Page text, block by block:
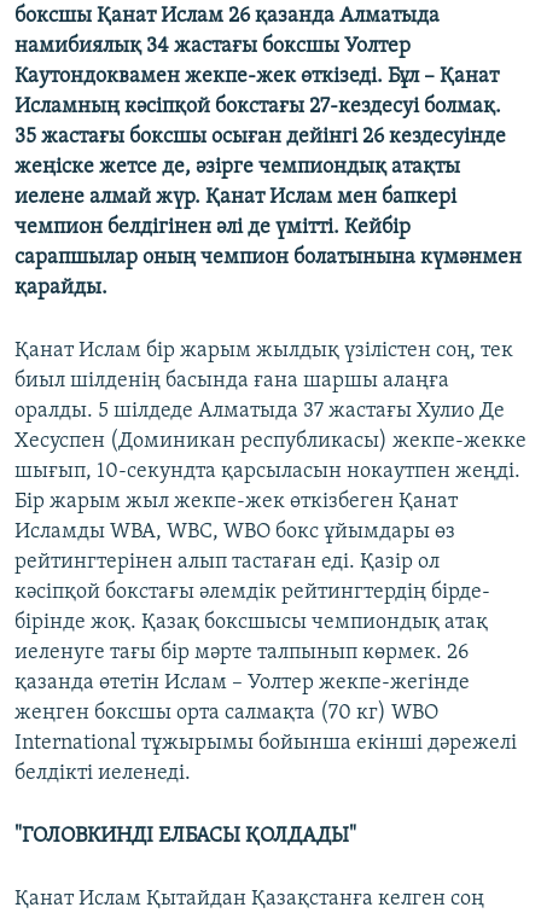
боксшы Қанат Ислам 26 қазанда Алматыда
намибиялық 34 жастағы боксшы Уолтер
Каутондоквамен жекпе-жек өткізеді. Бұл – Қанат
Исламның кәсіпқой бокстағы 27-кездесуі болмақ.
35 жастағы боксшы осыған дейінгі 26 кездесуінде
жеңіске жетсе де, әзірге чемпиондық атақты
иелене алмай жүр. Қанат Ислам мен бапкері
чемпион белдігінен әлі де үмітті. Кейбір
сарапшылар оның чемпион болатынына күмәнмен
қарайды.
Қанат Ислам бір жарым жылдық үзілістен соң, тек
биыл шілденің басында ғана шаршы алаңға
оралды. 5 шілдеде Алматыда 37 жастағы Хулио Де
Хесуспен (Доминикан республикасы) жекпе-жекке
шығып, 10-секундта қарсыласын нокаутпен жеңді.
Бір жарым жыл жекпе-жек өткізбеген Қанат
Исламды WBA, WBC, WBO бокс ұйымдары өз
рейтингтерінен алып тастаған еді. Қазір ол
кәсіпқой бокстағы әлемдік рейтингтердің бірде-
бірінде жоқ. Қазақ боксшысы чемпиондық атақ
иеленуге тағы бір мәрте талпынып көрмек. 26
қазанда өтетін Ислам – Уолтер жекпе-жегінде
жеңген боксшы орта салмақта (70 кг) WBO
International тұжырымы бойынша екінші дәрежелі
белдікті иеленеді.
"ГОЛОВКИНДІ ЕЛБАСЫ ҚОЛДАДЫ"
Қанат Ислам Қытайдан Қазақстанға келген соң